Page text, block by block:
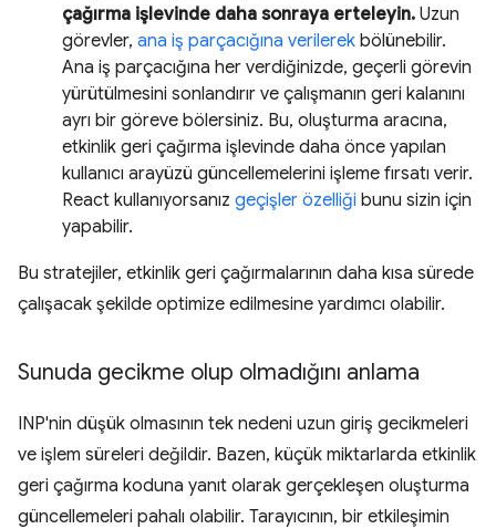
çağırma işlevinde daha sonraya erteleyin. Uzun
görevler, ana iş parçacığına verilerek bölünebilir.
Ana iş parçacığına her verdiğinizde, geçerli görevin
yürütülmesini sonlandırır ve çalışmanın geri kalanını
ayrı bir göreve bölersiniz. Bu, oluşturma aracına,
etkinlik geri çağırma işlevinde daha önce yapılan
kullanıcı arayüzü güncellemelerini işleme fırsatı verir.
React kullanıyorsanız geçişler özelliği bunu sizin için
yapabilir.
Bu stratejiler, etkinlik geri çağırmalarının daha kısa sürede
çalışacak şekilde optimize edilmesine yardımcı olabilir.
Sunuda gecikme olup olmadığını anlama
INP'nin düşük olmasının tek nedeni uzun giriş gecikmeleri
ve işlem süreleri değildir. Bazen, küçük miktarlarda etkinlik
geri çağırma koduna yanıt olarak gerçekleşen oluşturma
güncellemeleri pahalı olabilir. Tarayıcının, bir etkileşimin